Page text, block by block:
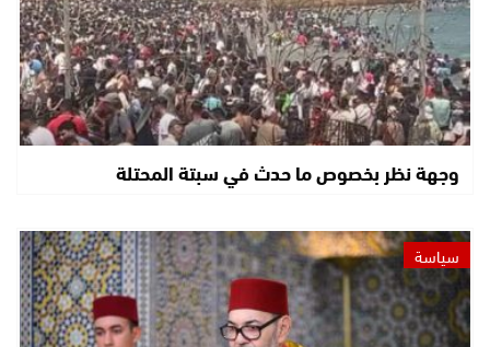
وجهة نظر بخصوص ما حدث في سبتة المحتلة
سياسة